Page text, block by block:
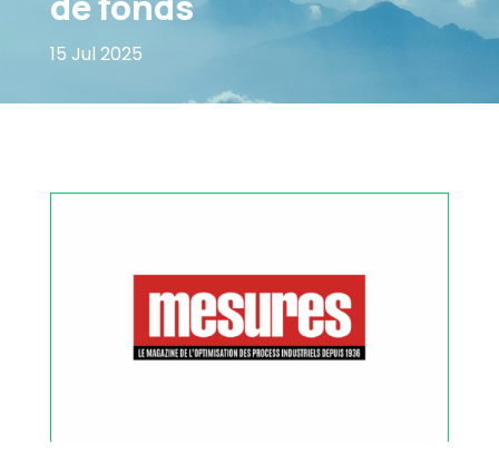
15 Jul 2025